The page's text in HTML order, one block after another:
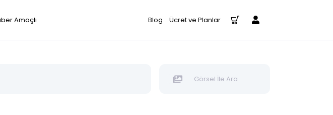
Amaçlı Blog Ücret ve Planlar
Görsel İle Ara